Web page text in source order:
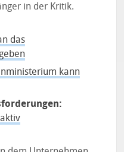
in der Kritik.
das
kann